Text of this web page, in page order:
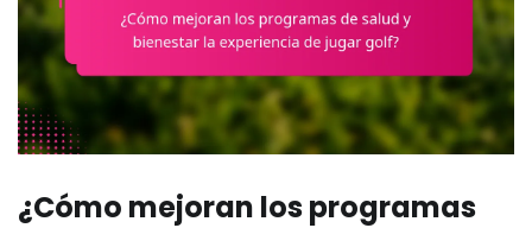
¿Cómo mejoran los programas